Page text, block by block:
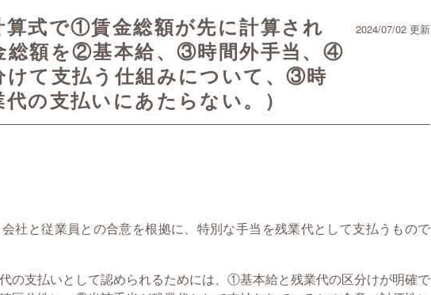
算式で①賃金総額が先に計算され
総額を②基本給、③時間外手当、④
けて支払う仕組みについて、③時
の支払いにあたらない。）
2024/07/02 更新
会社と従業員との合意を根拠に、特別な手当を残業代として支払うもので
代の支払いとして認められるためには、①基本給と残業代の区分けが明確で